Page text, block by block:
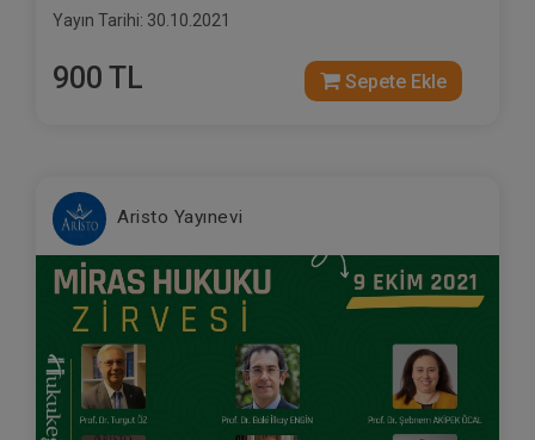
Yayın Tarihi: 30.10.2021
900 TL Sepete Ekle
Aristo Yayınevi